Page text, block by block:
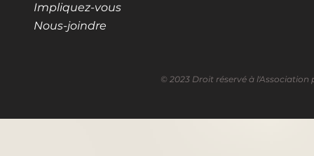
Impliquez-vous
Nous-joindre
© 2023 Droit réservé à